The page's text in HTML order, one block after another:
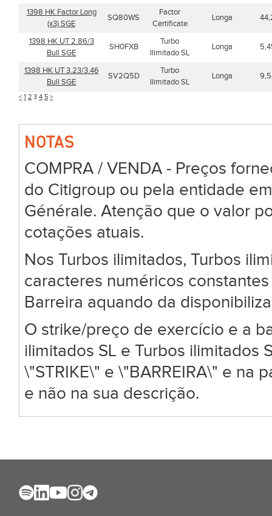
1398 HK Factor Long
(x3) SGE
SQ80WS
Factor
Certificate
Longa
1398 HK UT 2.86/3
Bull SGE
SH0FXB
Turbo
Ilimitado SL
Longa
1398 HK UT 3.23/3.46
Bull SGE
SV2Q5D
Turbo
Ilimitado SL
Longa
< 1 2 3 4 5 >
NOTAS
COMPRA / VENDA - Preços
do Citigroup ou pela entidade
Générale. Atenção que o valor
cotações atuais.
Nos Turbos ilimitados, Turbos
caracteres numéricos
Barreira aquando da
O strike/preço de exercício e a
ilimitados SL e Turbos ilimitados
\"STRIKE\" e \"BARREIRA\" e na
e não na sua descrição.